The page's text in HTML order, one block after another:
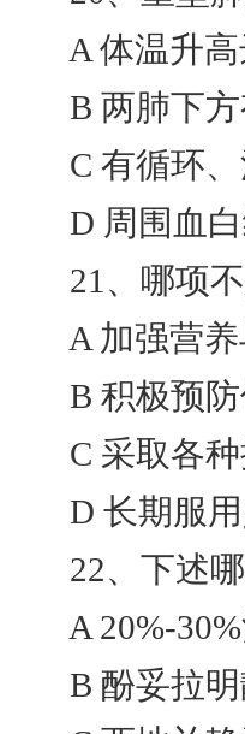
A 体温升高
B 两肺下方
C 有循环、
D 周围血白
21、哪项不
A 加强营养
B 积极预防
C 采取各种
D 长期服用
22、下述哪
A 20%-30%
B 酚妥拉明